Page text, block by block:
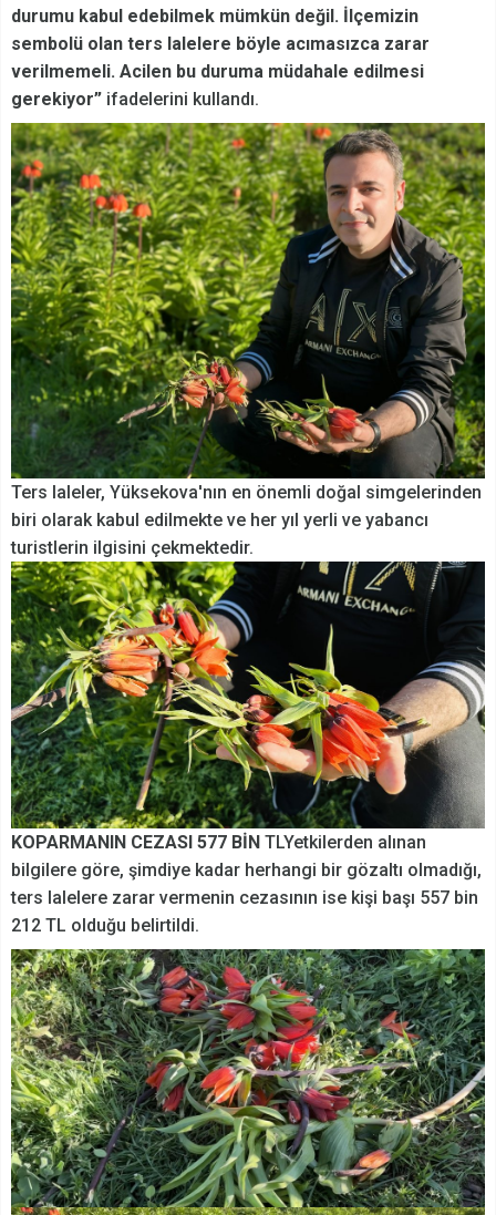
durumu kabul edebilmek mümkün değil. İlçemizin
sembolü olan ters lalelere böyle acımasızca zarar
verilmemeli. Acilen bu duruma müdahale edilmesi
gerekiyor” ifadelerini kullandı.
Ters laleler, Yüksekova'nın en önemli doğal simgelerinden
biri olarak kabul edilmekte ve her yıl yerli ve yabancı
turistlerin ilgisini çekmektedir.
KOPARMANIN CEZASI 577 BİN TLYetkilerden alınan
bilgilere göre, şimdiye kadar herhangi bir gözaltı olmadığı,
ters lalelere zarar vermenin cezasının ise kişi başı 557 bin
212 TL olduğu belirtildi.